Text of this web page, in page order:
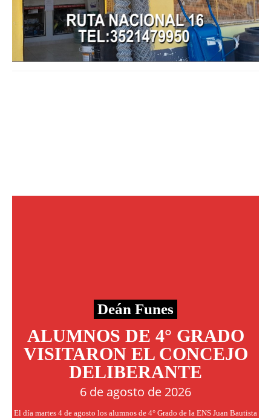
Deán Funes
ALUMNOS DE 4° GRADO
VISITARON EL CONCEJO
DELIBERANTE
6 de agosto de 2026
El día martes 4 de agosto los alumnos de 4° Grado de la ENS Juan Bautista